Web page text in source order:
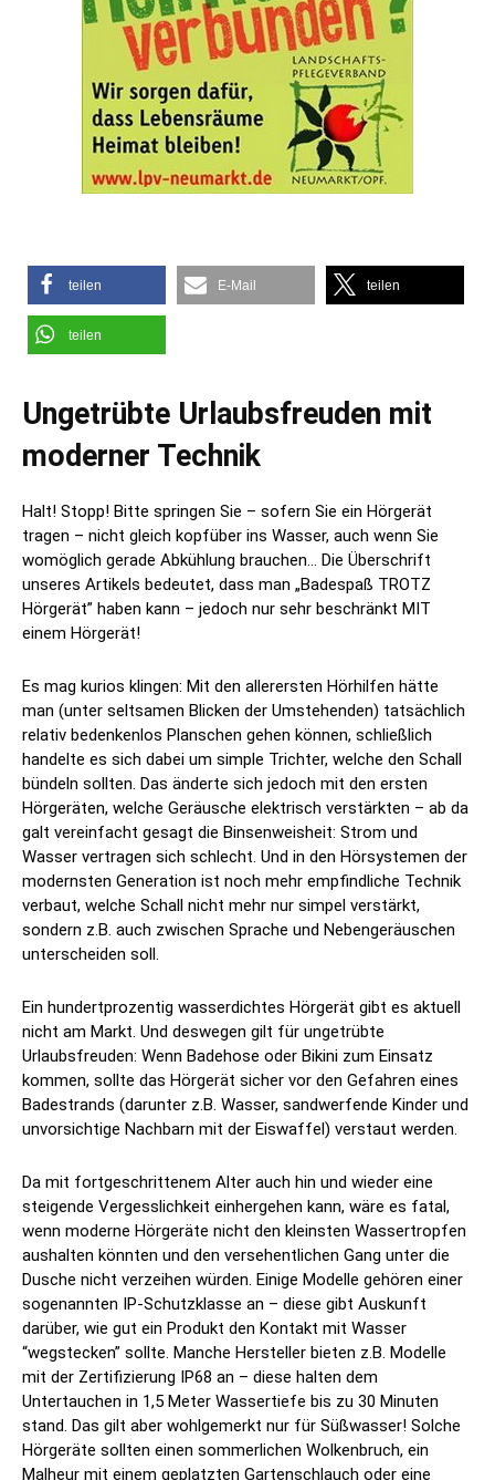
teilen E-Mail teilen
teilen
Ungetrübte Urlaubsfreuden mit
moderner Technik
Halt! Stopp! Bitte springen Sie – sofern Sie ein Hörgerät
tragen – nicht gleich kopfüber ins Wasser, auch wenn Sie
womöglich gerade Abkühlung brauchen… Die Überschrift
unseres Artikels bedeutet, dass man „Badespaß TROTZ
Hörgerät” haben kann – jedoch nur sehr beschränkt MIT
einem Hörgerät!
Es mag kurios klingen: Mit den allerersten Hörhilfen hätte
man (unter seltsamen Blicken der Umstehenden) tatsächlich
relativ bedenkenlos Planschen gehen können, schließlich
handelte es sich dabei um simple Trichter, welche den Schall
bündeln sollten. Das änderte sich jedoch mit den ersten
Hörgeräten, welche Geräusche elektrisch verstärkten – ab da
galt vereinfacht gesagt die Binsenweisheit: Strom und
Wasser vertragen sich schlecht. Und in den Hörsystemen der
modernsten Generation ist noch mehr empfindliche Technik
verbaut, welche Schall nicht mehr nur simpel verstärkt,
sondern z.B. auch zwischen Sprache und Nebengeräuschen
unterscheiden soll.
Ein hundertprozentig wasserdichtes Hörgerät gibt es aktuell
nicht am Markt. Und deswegen gilt für ungetrübte
Urlaubsfreuden: Wenn Badehose oder Bikini zum Einsatz
kommen, sollte das Hörgerät sicher vor den Gefahren eines
Badestrands (darunter z.B. Wasser, sandwerfende Kinder und
unvorsichtige Nachbarn mit der Eiswaffel) verstaut werden.
Da mit fortgeschrittenem Alter auch hin und wieder eine
steigende Vergesslichkeit einhergehen kann, wäre es fatal,
wenn moderne Hörgeräte nicht den kleinsten Wassertropfen
aushalten könnten und den versehentlichen Gang unter die
Dusche nicht verzeihen würden. Einige Modelle gehören einer
sogenannten IP-Schutzklasse an – diese gibt Auskunft
darüber, wie gut ein Produkt den Kontakt mit Wasser
“wegstecken” sollte. Manche Hersteller bieten z.B. Modelle
mit der Zertifizierung IP68 an – diese halten dem
Untertauchen in 1,5 Meter Wassertiefe bis zu 30 Minuten
stand. Das gilt aber wohlgemerkt nur für Süßwasser! Solche
Hörgeräte sollten einen sommerlichen Wolkenbruch, ein
Malheur mit einem geplatzten Gartenschlauch oder eine